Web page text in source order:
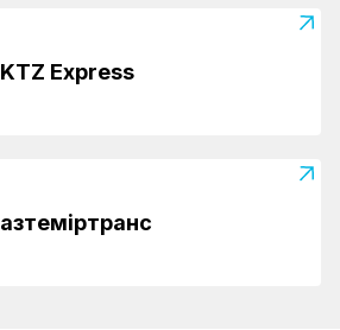
KTZ Express
Қазтеміртранс